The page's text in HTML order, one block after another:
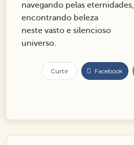
navegando pelas eternidades,
encontrando beleza
neste vasto e silencioso
universo.
Curtir Facebook